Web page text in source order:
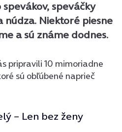
speváčky
núdza. Niektoré piesne
a sú známe dodnes.
pripravili 10 mimoriadne
sú obľúbené naprieč
– Len bez ženy